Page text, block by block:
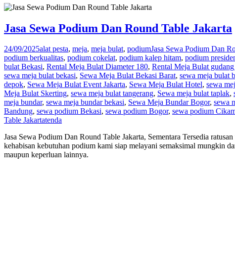
Jasa Sewa Podium Dan Round Table Jakarta
24/09/2025alat pesta, meja, meja bulat, podiumJasa Sewa Podium Dan
podium berkualitas, podium cokelat, podium kalep hitam, podium
bulat Bekasi, Rental Meja Bulat Diameter 180, Rental Meja Bulat
sewa meja bulat bekasi, Sewa Meja Bulat Bekasi Barat, sewa meja bulat
depok, Sewa Meja Bulat Event Jakarta, Sewa Meja Bulat Hotel, sewa
Meja Bulat Skerting, sewa meja bulat tangerang, Sewa meja bulat taplak,
meja bundar, sewa meja bundar bekasi, Sewa Meja Bundar Bogor, sewa
Bandung, sewa podium Bekasi, sewa podium Bogor, sewa podium
Table Jakartatenda
Jasa Sewa Podium Dan Round Table Jakarta, Sementara Tersedia
kehabisan kebutuhan podium kami siap melayani semaksimal mungkin
maupun keperluan lainnya.